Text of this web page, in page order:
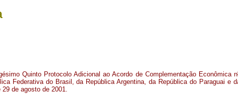
Quinto Protocolo Adicional ao Acordo de Complementação Econômica n
Federativa do Brasil, da República Argentina, da República do Paraguai e
29 de agosto de 2001.